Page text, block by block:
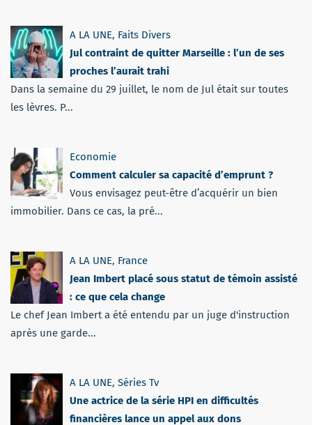
A LA UNE, Faits Divers
Jul contraint de quitter Marseille : l’un de ses
proches l’aurait trahi
Dans la semaine du 29 juillet, le nom de Jul était sur toutes
les lèvres. P...
Economie
Comment calculer sa capacité d’emprunt ?
Vous envisagez peut-être d’acquérir un bien
immobilier. Dans ce cas, la pré...
A LA UNE, France
Jean Imbert placé sous statut de témoin assisté
: ce que cela change
Le chef Jean Imbert a été entendu par un juge d'instruction
après une garde...
A LA UNE, Séries Tv
Une actrice de la série HPI en difficultés
financières lance un appel aux dons